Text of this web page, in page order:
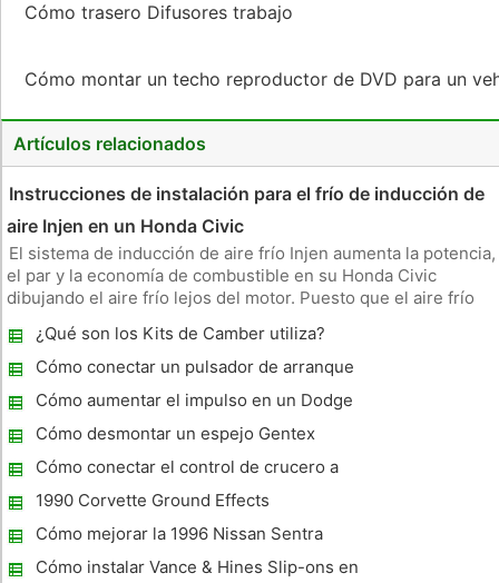
Cómo trasero Difusores trabajo
Cómo montar un techo reproductor de DVD para un
Artículos relacionados
Instrucciones de instalación para el frío de inducción de
aire Injen en un Honda Civic
El sistema de inducción de aire frío Injen aumenta la potencia,
el par y la economía de combustible en su Honda Civic
dibujando el aire frío lejos del motor. Puesto que el aire frío
para quemar, lo que conduce a un mejor rendimiento.
Instalaci
¿Qué son los Kits de Camber utiliza?
Cómo conectar un pulsador de arranque
Botón
Cómo aumentar el impulso en un Dodge
Cummins 2002
Cómo desmontar un espejo Gentex
Cómo conectar el control de crucero a
Edelbrock Carb
1990 Corvette Ground Effects
Cómo mejorar la 1996 Nissan Sentra
Performance
Cómo instalar Vance & Hines Slip-ons en